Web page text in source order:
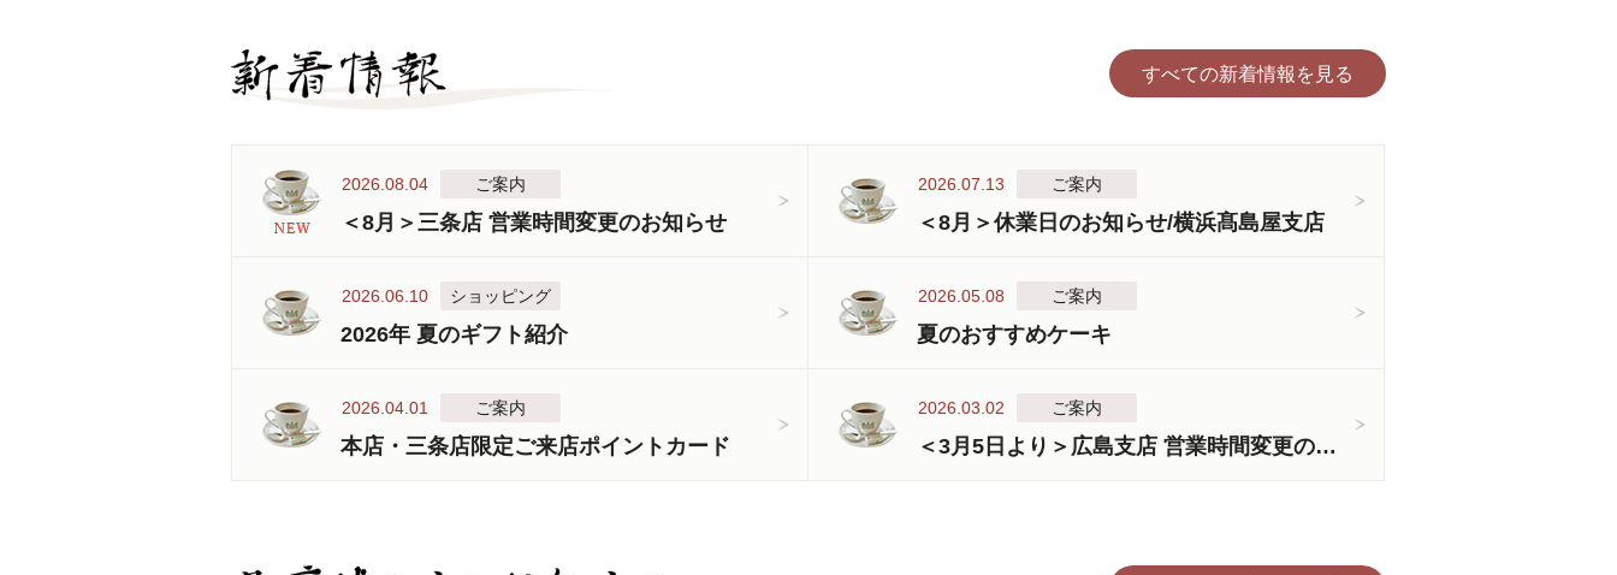
すべての新着情報を見る
2026.08.04 ご案内
＜8月＞三条店 営業時間変更のお知らせ
2026.07.13 ご案内
＜8月＞休業日のお知らせ/横浜髙島屋支店
2026.06.10 ショッピング
2026年 夏のギフト紹介
2026.05.08 ご案内
夏のおすすめケーキ
2026.04.01 ご案内
本店・三条店限定ご来店ポイントカード
2026.03.02 ご案内
＜3月5日より＞広島支店 営業時間変更のお知らせ